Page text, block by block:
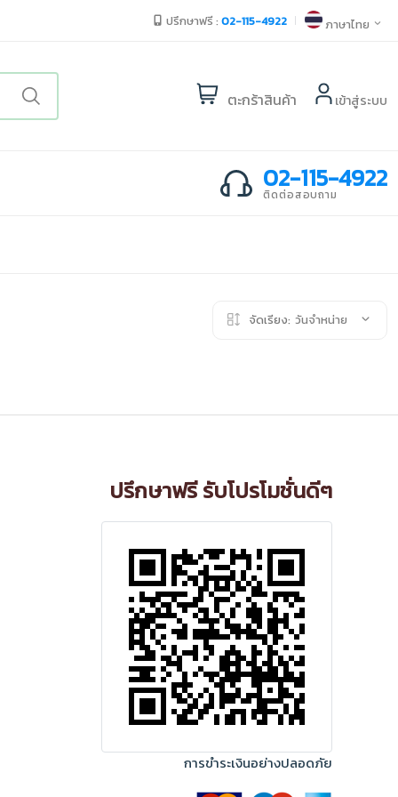
ปรึกษาฟรี : 02-115-4922 ภาษาไทย
ตะกร้าสินค้า เข้าสู่ระบบ
02-115-4922
ติดต่อสอบถาม
จัดเรียง: วันจำหน่าย
ปรึกษาฟรี รับโปรโมชั่นดีๆ
การขำระเงินอย่างปลอดภัย